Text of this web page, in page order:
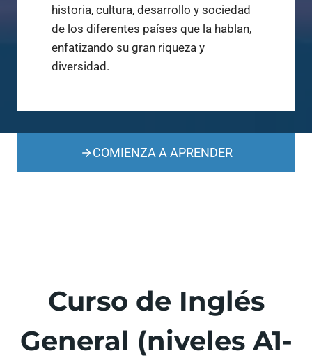
historia, cultura, desarrollo y sociedad
de los diferentes países que la hablan,
enfatizando su gran riqueza y
diversidad.
COMIENZA A APRENDER
Curso de Inglés
General (niveles A1-